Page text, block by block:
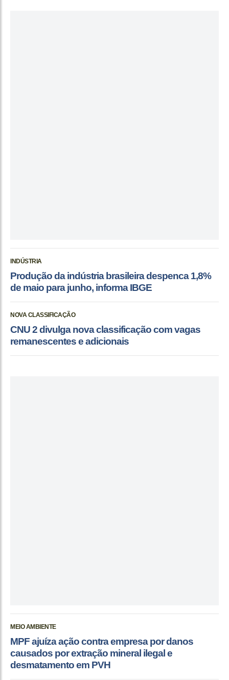
INDÚSTRIA
Produção da indústria brasileira despenca 1,8%
de maio para junho, informa IBGE
NOVA CLASSIFICAÇÃO
CNU 2 divulga nova classificação com vagas
remanescentes e adicionais
MEIO AMBIENTE
MPF ajuíza ação contra empresa por danos
causados por extração mineral ilegal e
desmatamento em PVH